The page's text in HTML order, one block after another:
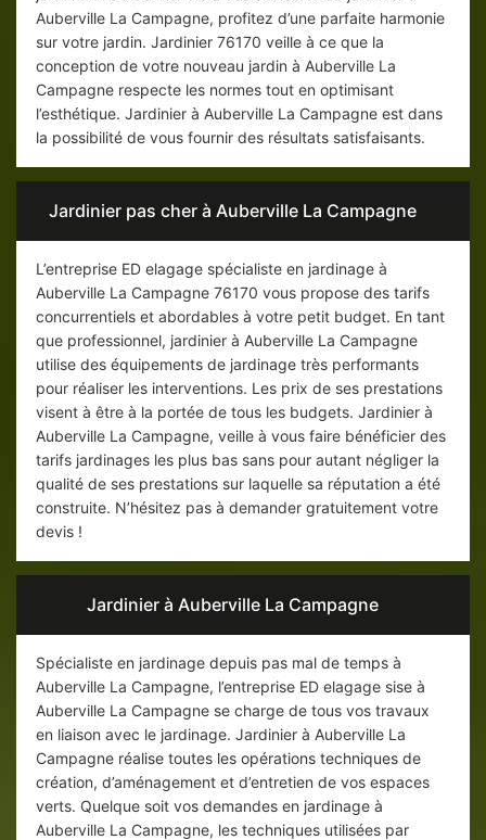
Auberville La Campagne, profitez d’une parfaite harmonie
sur votre jardin. Jardinier 76170 veille à ce que la
conception de votre nouveau jardin à Auberville La
Campagne respecte les normes tout en optimisant
l’esthétique. Jardinier à Auberville La Campagne est dans
la possibilité de vous fournir des résultats satisfaisants.
Jardinier pas cher à Auberville La Campagne
L’entreprise ED elagage spécialiste en jardinage à
Auberville La Campagne 76170 vous propose des tarifs
concurrentiels et abordables à votre petit budget. En tant
que professionnel, jardinier à Auberville La Campagne
utilise des équipements de jardinage très performants
pour réaliser les interventions. Les prix de ses prestations
visent à être à la portée de tous les budgets. Jardinier à
Auberville La Campagne, veille à vous faire bénéficier des
tarifs jardinages les plus bas sans pour autant négliger la
qualité de ses prestations sur laquelle sa réputation a été
construite. N’hésitez pas à demander gratuitement votre
devis !
Jardinier à Auberville La Campagne
Spécialiste en jardinage depuis pas mal de temps à
Auberville La Campagne, l’entreprise ED elagage sise à
Auberville La Campagne se charge de tous vos travaux
en liaison avec le jardinage. Jardinier à Auberville La
Campagne réalise toutes les opérations techniques de
création, d’aménagement et d’entretien de vos espaces
verts. Quelque soit vos demandes en jardinage à
Auberville La Campagne, les techniques utilisées par